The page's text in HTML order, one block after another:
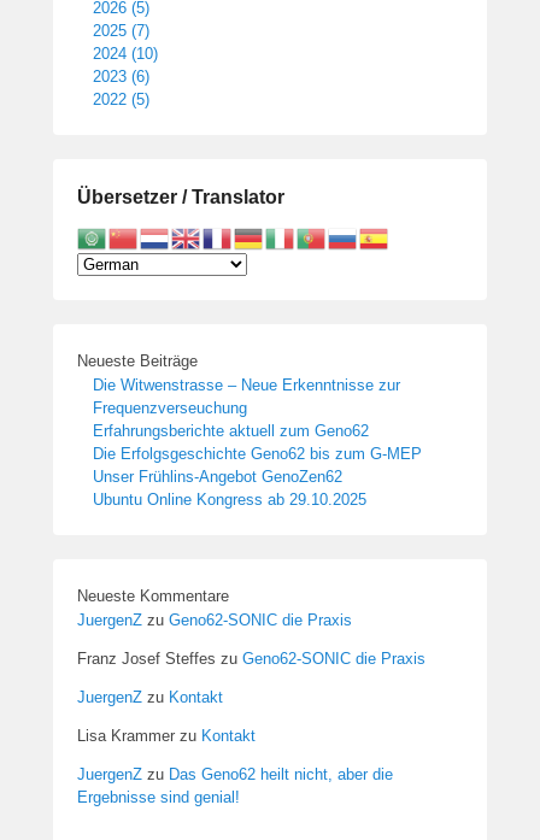
2026 (5)
2025 (7)
2024 (10)
2023 (6)
2022 (5)
Übersetzer / Translator
Neueste Beiträge
Die Witwenstrasse – Neue Erkenntnisse zur
Frequenzverseuchung
Erfahrungsberichte aktuell zum Geno62
Die Erfolgsgeschichte Geno62 bis zum G-MEP
Unser Frühlins-Angebot GenoZen62
Ubuntu Online Kongress ab 29.10.2025
Neueste Kommentare
JuergenZ zu Geno62-SONIC die Praxis
Franz Josef Steffes zu Geno62-SONIC die Praxis
JuergenZ zu Kontakt
Lisa Krammer zu Kontakt
JuergenZ zu Das Geno62 heilt nicht, aber die
Ergebnisse sind genial!